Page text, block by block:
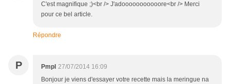
C'est magnifique ;)<br /> J'adooooooooooore<br /> Merci
pour ce bel article.
Répondre
P Pmpl 27/07/2014 16:09
Bonjour je viens d'essayer votre recette mais la meringue na